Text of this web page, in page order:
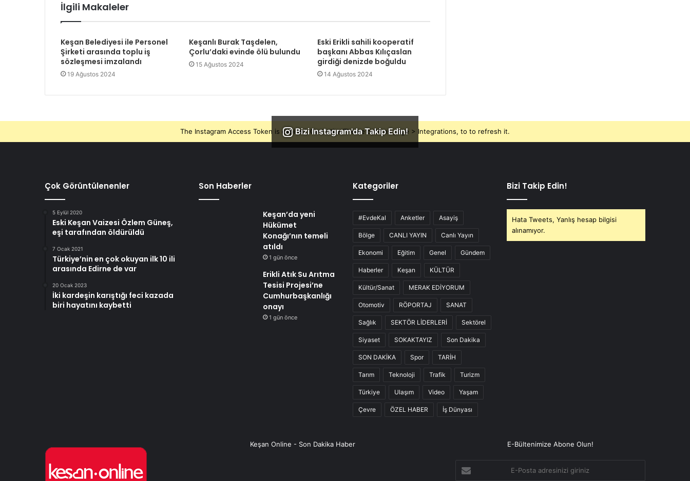
İlgili Makaleler
Keşan Belediyesi ile Personel
Şirketi arasında toplu iş
sözleşmesi imzalandı
19 Ağustos 2024
Keşanlı Burak Taşdelen,
Çorlu’daki evinde ölü bulundu
15 Ağustos 2024
Eski Erikli sahili kooperatif
başkanı Abbas Kılıçaslan
girdiği denizde boğuldu
14 Ağustos 2024
Bizi Instagram'da Takip Edin!
The Instagram Access Token is expired, Go to the Theme options page > Integrations, to to refresh it.
Çok Görüntülenenler
5 Eylül 2020
Eski Keşan Vaizesi Özlem Güneş,
eşi tarafından öldürüldü
7 Ocak 2021
Türkiye’nin en çok okuyan ilk 10 ili
arasında Edirne de var
20 Ocak 2023
İki kardeşin karıştığı feci kazada
biri hayatını kaybetti
Son Haberler
Keşan’da yeni
Hükümet
Konağı’nın temeli
atıldı
1 gün önce
Erikli Atık Su Arıtma
Tesisi Projesi’ne
Cumhurbaşkanlığı
onayı
1 gün önce
Kategoriler
#EvdeKal Anketler Asayiş
Bölge CANLI YAYIN Canlı Yayın
Ekonomi Eğitim Genel Gündem
Haberler Keşan KÜLTÜR
Kültür/Sanat MERAK EDİYORUM
Otomotiv RÖPORTAJ SANAT
Sağlık SEKTÖR LİDERLERİ Sektörel
Siyaset SOKAKTAYIZ Son Dakika
SON DAKİKA Spor TARİH
Tarım Teknoloji Trafik Turizm
Türkiye Ulaşım Video Yaşam
Çevre ÖZEL HABER İş Dünyası
Bizi Takip Edin!
Hata Tweets, Yanlış hesap bilgisi
alınamıyor.
Keşan Online - Son Dakika Haber E-Bültenimize Abone Olun!
Posta